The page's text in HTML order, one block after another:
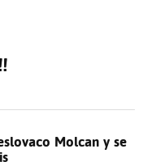
Molcan y se